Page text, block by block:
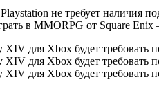
не требует наличия
в MMORPG от Square Enix